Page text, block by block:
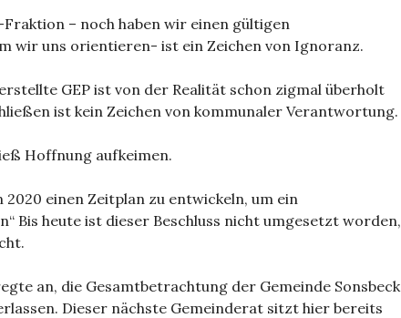
– noch haben wir einen gültigen
wir uns orientieren- ist ein Zeichen von Ignoranz.
GEP ist von der Realität schon zigmal überholt
ist kein Zeichen von kommunaler Verantwortung.
Hoffnung aufkeimen.
einen Zeitplan zu entwickeln, um ein
Bis heute ist dieser Beschluss nicht umgesetzt worden,
an, die Gesamtbetrachtung der Gemeinde Sonsbeck
Dieser nächste Gemeinderat sitzt hier bereits